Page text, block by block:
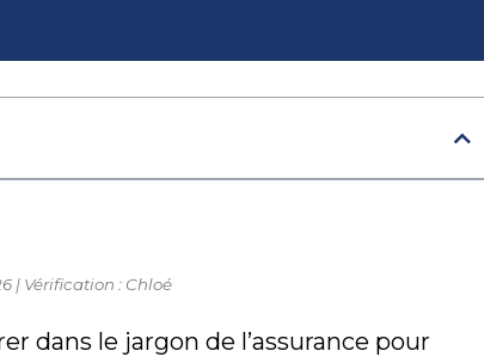
| Vérification : Chloé
dans le jargon de l’assurance pour